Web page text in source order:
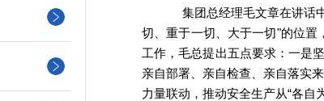
集团总经理毛文章在讲话
切、重于一切、大于一切"的位置
工作，毛总提出五点要求：一是
亲自部署、亲自检查、亲自落实
力量联动，推动安全生产从“各自